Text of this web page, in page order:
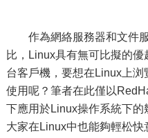
作為網絡服務器和文件服
比，Linux具有無可比擬的
台客戶機，要想在Linux上
使用呢？筆者在此僅以
下應用於Linux操作系統下
大家在Linux中也能夠輕松